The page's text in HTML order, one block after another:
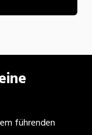
führenden